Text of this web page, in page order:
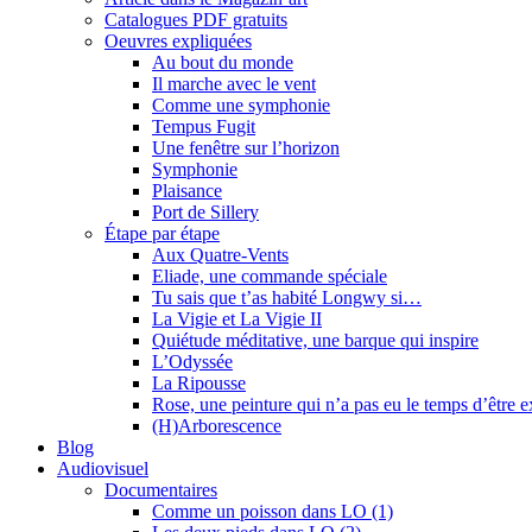
Catalogues PDF gratuits
Oeuvres expliquées
Au bout du monde
Il marche avec le vent
Comme une symphonie
Tempus Fugit
Une fenêtre sur l’horizon
Symphonie
Plaisance
Port de Sillery
Étape par étape
Aux Quatre-Vents
Eliade, une commande spéciale
Tu sais que t’as habité Longwy si…
La Vigie et La Vigie II
Quiétude méditative, une barque qui inspire
L’Odyssée
La Ripousse
Rose, une peinture qui n’a pas eu le temps d’être
(H)Arborescence
Blog
Audiovisuel
Documentaires
Comme un poisson dans LO (1)